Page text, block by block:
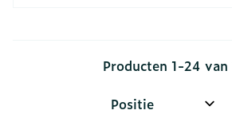
Producten 1-24 van
Sorteer op: